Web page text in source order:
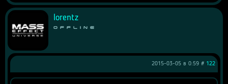
lorentz
Offline
2015-03-05 в 0:59 # 122